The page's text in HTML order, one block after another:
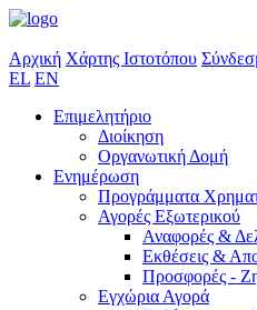
Αρχική Χάρτης Ιστοτόπου
EL EN
Επιμελητήριο
Διοίκηση
Οργανωτική Δομή
Ενημέρωση
Προγράμματα
Αγορές Εξωτερικού
Αναφορές &
Εκθέσεις &
Προσφορές -
Εγχώρια Αγορά